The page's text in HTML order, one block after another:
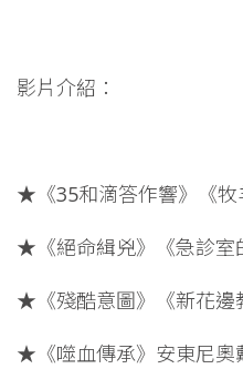
影片介紹：
★《35和滴答作響》《牧
★《絕命緝兇》《急診室
★《殘酷意圖》《新花邊
★《噬血傳承》安東尼奧